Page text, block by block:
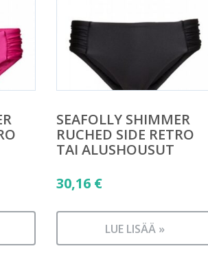
SEAFOLLY SHIMMER
RUCHED SIDE RETRO
TAI ALUSHOUSUT
30,16 €
LUE LISÄÄ »